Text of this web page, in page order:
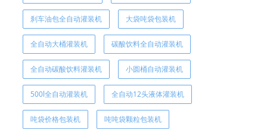
刹车油包全自动灌装机 大袋吨袋包装机
全自动大桶灌装机 碳酸饮料全自动灌装机
全自动碳酸饮料灌装机 小圆桶自动灌装机
500l全自动灌装机 全自动12头液体灌装机
吨袋价格包装机 吨吨袋颗粒包装机